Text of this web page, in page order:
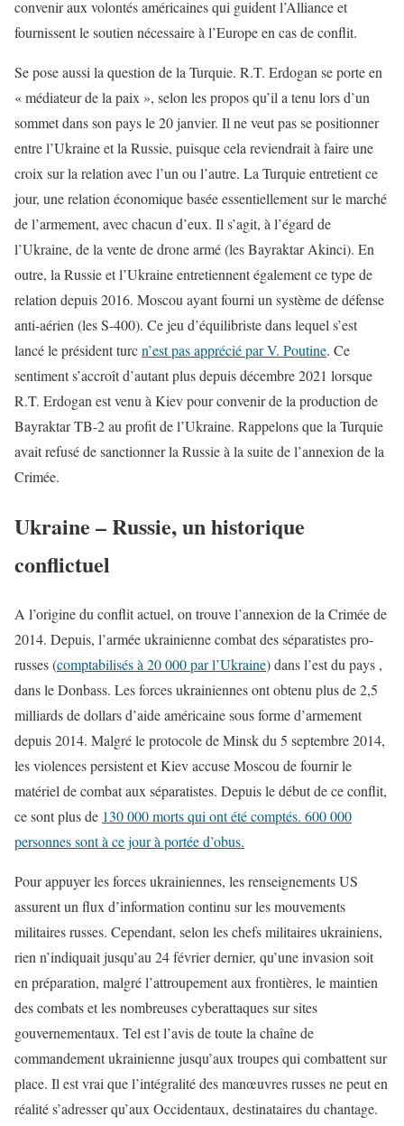
convenir aux volontés américaines qui guident l’Alliance et
fournissent le soutien nécessaire à l’Europe en cas de conflit.
Se pose aussi la question de la Turquie. R.T. Erdogan se porte en
« médiateur de la paix », selon les propos qu’il a tenu lors d’un
sommet dans son pays le 20 janvier. Il ne veut pas se positionner
entre l’Ukraine et la Russie, puisque cela reviendrait à faire une
croix sur la relation avec l’un ou l’autre. La Turquie entretient ce
jour, une relation économique basée essentiellement sur le marché
de l’armement, avec chacun d’eux. Il s’agit, à l’égard de
l’Ukraine, de la vente de drone armé (les Bayraktar Akinci). En
outre, la Russie et l’Ukraine entretiennent également ce type de
relation depuis 2016. Moscou ayant fourni un système de défense
anti-aérien (les S-400). Ce jeu d’équilibriste dans lequel s’est
lancé le président turcn’est pas apprécié par V. Poutine. Ce
sentiment s’accroît d’autant plus depuis décembre 2021 lorsque
R.T. Erdogan est venu à Kiev pour convenir de la production de
Bayraktar TB-2 au profit de l’Ukraine. Rappelons que la Turquie
avait refusé de sanctionner la Russie à la suite de l’annexion de la
Crimée.
Ukraine – Russie, un historique
conflictuel
A l’origine du conflit actuel, on trouve l’annexion de la Crimée de
2014. Depuis, l’armée ukrainienne combat des séparatistes pro-
russes (comptabilisés à 20 000 par l’Ukraine) dans l’est du pays ,
dans le Donbass. Les forces ukrainiennes ont obtenu plus de 2,5
milliards de dollars d’aide américaine sous forme d’armement
depuis 2014. Malgré le protocole de Minsk du 5 septembre 2014,
les violences persistent et Kiev accuse Moscou de fournir le
matériel de combat aux séparatistes. Depuis le début de ce conflit,
ce sont plus de 130 000 morts qui ont été comptés. 600 000
personnes sont à ce jour à portée d’obus.
Pour appuyer les forces ukrainiennes, les renseignements US
assurent un flux d’information continu sur les mouvements
militaires russes. Cependant, selon les chefs militaires ukrainiens,
rien n’indiquait jusqu’au 24 février dernier, qu’une invasion soit
en préparation, malgré l’attroupement aux frontières, le maintien
des combats et les nombreuses cyberattaques sur sites
gouvernementaux. Tel est l’avis de toute la chaîne de
commandement ukrainienne jusqu’aux troupes qui combattent sur
place. Il est vrai que l’intégralité des manœuvres russes ne peut en
réalité s’adresser qu’aux Occidentaux, destinataires du chantage.